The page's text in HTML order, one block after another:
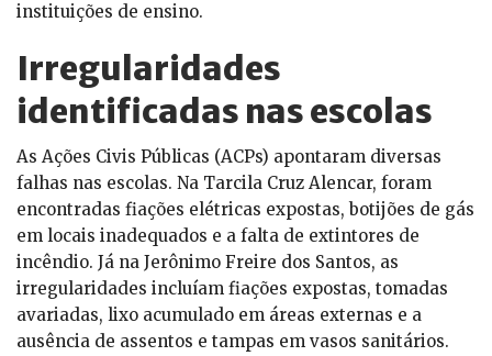
instituições de ensino.
Irregularidades
identificadas nas escolas
As Ações Civis Públicas (ACPs) apontaram diversas
falhas nas escolas. Na Tarcila Cruz Alencar, foram
encontradas fiações elétricas expostas, botijões de gás
em locais inadequados e a falta de extintores de
incêndio. Já na Jerônimo Freire dos Santos, as
irregularidades incluíam fiações expostas, tomadas
avariadas, lixo acumulado em áreas externas e a
ausência de assentos e tampas em vasos sanitários.